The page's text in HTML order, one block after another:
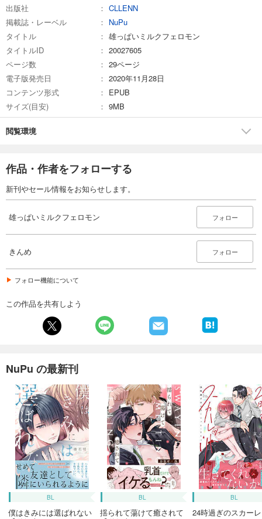
出版社
CLLENN
掲載誌・レーベル
NuPu
タイトル
雄っぱいミルクフェロモン
タイトルID
20027605
ページ数
29ページ
電子版発売日
2020年11月28日
コンテンツ形式
EPUB
サイズ(目安)
9MB
閲覧環境
作品・作者をフォローする
新刊やセール情報をお知らせします。
雄っぱいミルクフェロモン フォロー
きんめ フォロー
フォロー機能について
この作品を共有しよう
NuPu の最新刊
BL
僕はきみには選ばれない
BL
揺られて蕩けて癒されて
BL
24時過ぎのスカー